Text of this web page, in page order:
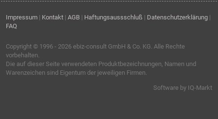
Impressum | Kontakt | AGB | Haftungsaussschluß | Datenschutzerklärung |
FAQ
Copyright © 1996 - 2026 ebiz-consult GmbH & Co. KG. Alle Rechte
vorbehalten.
Die auf dieser Seite verwendeten Produktbezeichnungen, Namen und
Warenzeichen sind Eigentum der jeweiligen Firmen.
Software by IQ-Markt